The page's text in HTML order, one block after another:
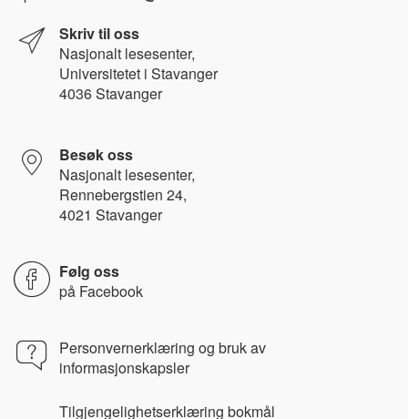
Skriv til oss
Nasjonalt lesesenter,
Universitetet i Stavanger
4036 Stavanger
Besøk oss
Nasjonalt lesesenter,
Rennebergstien 24,
4021 Stavanger
Følg oss
på Facebook
Personvernerklæring og bruk av
informasjonskapsler
Tilgjengelighetserklæring bokmål